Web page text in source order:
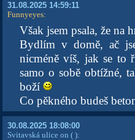
31.08.2025 14:59:11
Funnyeyes:
Však jsem psala, že na
Bydlím v domě, ač
nicméně víš, jak se to
samo o sobě obtížné,
boží
Co pěkného budeš
30.08.2025 18:08:00
Svitavská ulice on ( ):